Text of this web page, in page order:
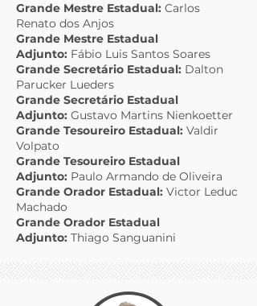
Grande Mestre Estadual: Carlos
Renato dos Anjos
Grande Mestre Estadual
Adjunto: Fábio Luis Santos Soares
Grande Secretário Estadual: Dalton
Parucker Lueders
Grande Secretário Estadual
Adjunto: Gustavo Martins Nienkoetter
Grande Tesoureiro Estadual: Valdir
Volpato
Grande Tesoureiro Estadual
Adjunto: Paulo Armando de Oliveira
Grande Orador Estadual: Victor Leduc
Machado
Grande Orador Estadual
Adjunto: Thiago Sanguanini